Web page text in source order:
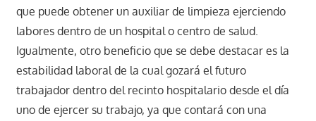
que puede obtener un auxiliar de limpieza ejerciendo
labores dentro de un hospital o centro de salud.
Igualmente, otro beneficio que se debe destacar es la
estabilidad laboral de la cual gozará el futuro
trabajador dentro del recinto hospitalario desde el día
uno de ejercer su trabajo, ya que contará con una